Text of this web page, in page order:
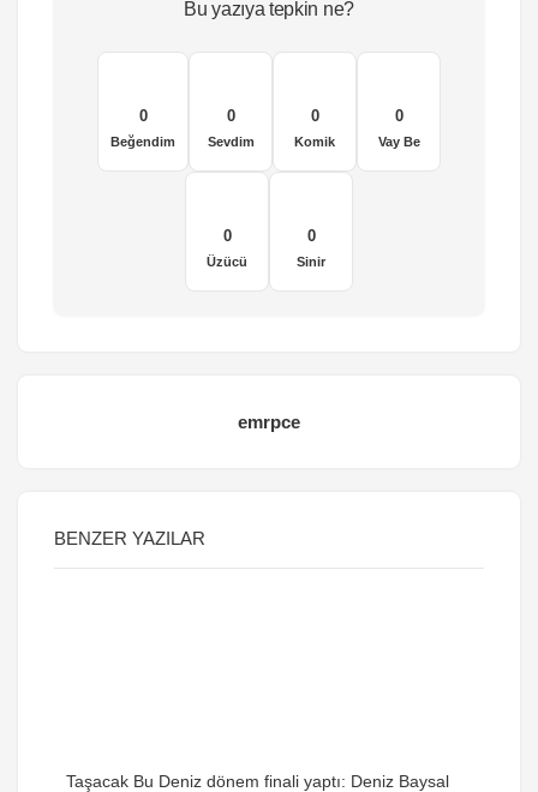
Bu yazıya tepkin ne?
0
Beğendim
0
Sevdim
0
Komik
0
Vay Be
0
Üzücü
0
Sinir
emrpce
BENZER YAZILAR
Taşacak Bu Deniz dönem finali yaptı: Deniz Baysal